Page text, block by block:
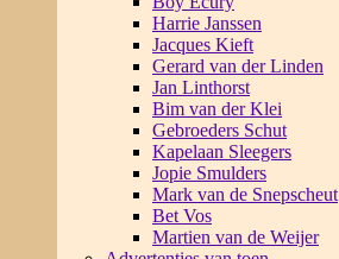
Harrie Janssen
Jacques Kieft
Gerard van der Linden
Jan Linthorst
Bim van der Klei
Gebroeders Schut
Kapelaan Sleegers
Jopie Smulders
Mark van de Snepscheut
Bet Vos
Martien van de Weijer